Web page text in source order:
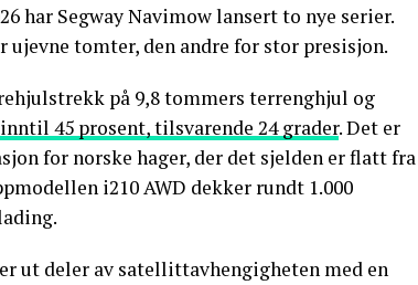
har Segway Navimow lansert to nye serier.
ujevne tomter, den andre for stor presisjon.
på 9,8 tommers terrenghjul og
45 prosent, tilsvarende 24 grader. Det er
for norske hager, der det sjelden er flatt fra
i210 AWD dekker rundt 1.000
ut deler av satellittavhengigheten med en